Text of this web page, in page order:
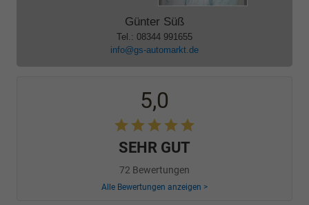
Günter Süß
Tel.: 08344 991655
info@gs-automarkt.de
5,0
SEHR GUT
72 Bewertungen
Alle Bewertungen anzeigen >